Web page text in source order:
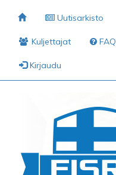
Uutisarkisto
Kuljettajat FAQ
Kirjaudu